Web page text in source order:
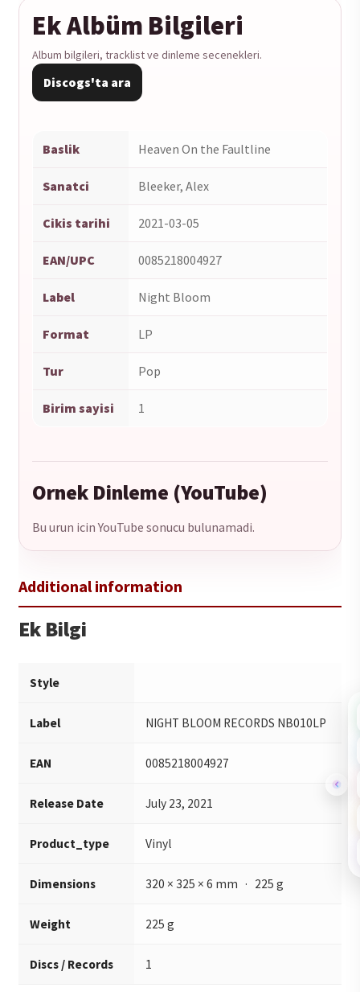
Ek Albüm Bilgileri
Album bilgileri, tracklist ve dinleme secenekleri.
Discogs'ta ara
Baslik Heaven On the Faultline
Sanatci Bleeker, Alex
Cikis tarihi 2021-03-05
EAN/UPC 0085218004927
Label Night Bloom
Format LP
Tur Pop
Birim sayisi 1
Ornek Dinleme (YouTube)
Bu urun icin YouTube sonucu bulunamadi.
Ek Bilgi
Style
Label NIGHT BLOOM RECORDS NB010LP
EAN 0085218004927
Release Date July 23, 2021
Product_type Vinyl
Dimensions 320 × 325 × 6 mm · 225 g
Weight 225 g
Discs / Records 1